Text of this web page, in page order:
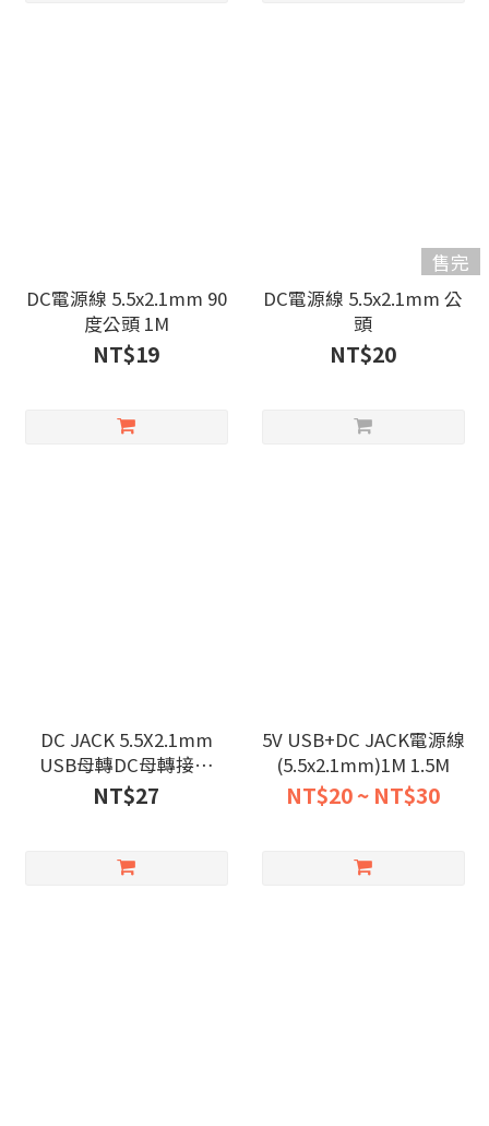
DC電源線 5.5x2.1mm 90
度公頭 1M
NT$19
售完
DC電源線 5.5x2.1mm 公
頭
NT$20
DC JACK 5.5X2.1mm
USB母轉DC母轉接線
10cm
NT$27
5V USB+DC JACK電源線
(5.5x2.1mm)1M 1.5M
NT$20 ~ NT$30